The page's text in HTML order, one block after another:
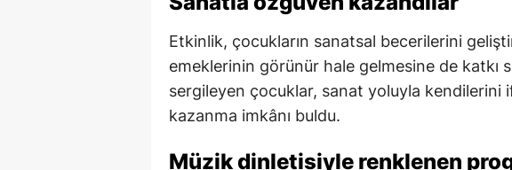
Etkinlik, çocukların sanatsal becerilerini
emeklerinin görünür hale gelmesine de katkı
sergileyen çocuklar, sanat yoluyla kendilerini
kazanma imkânı buldu.
Müzik dinletisiyle renklenen